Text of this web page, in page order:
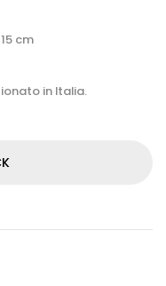
cm
in Italia.